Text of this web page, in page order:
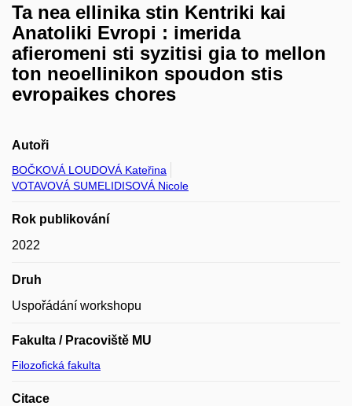
Ta nea ellinika stin Kentriki kai
Anatoliki Evropi : imerida
afieromeni sti syzitisi gia to mellon
ton neoellinikon spoudon stis
evropaikes chores
Autoři
BOČKOVÁ LOUDOVÁ Kateřina
VOTAVOVÁ SUMELIDISOVÁ Nicole
Rok publikování
2022
Druh
Uspořádání workshopu
Fakulta / Pracoviště MU
Filozofická fakulta
Citace